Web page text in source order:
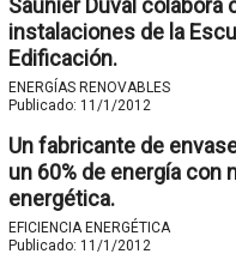
Saunier Duval colabora
instalaciones de la
Edificación.
ENERGÍAS RENOVABLES
Publicado: 11/1/2012
Un fabricante de
un 60% de energía con
energética.
EFICIENCIA ENERGÉTICA
Publicado: 11/1/2012